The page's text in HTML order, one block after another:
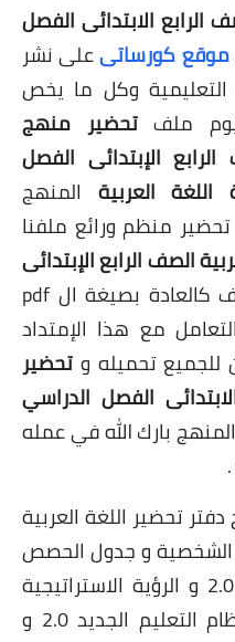
الرابع الابتدائى الفصل
موقع كورساتىعلى نشر
وكل ما يخص
ملفتحضير منهج
الإبتدائى الفصل
اللغة العربية المنهج
منظم ورائع ملفنا
الصف الرابع الإبتدائى
وقد تم رفع الملف كالعادة بصيغة ال pdf
مع هذا الإمتداد
تحميله و تحضير
الفصل الدراسي
بارك الله في عمله
تحضير اللغة العربية
الشخصية و جدول الحصص
و رؤية نظام التعليم الجديد 2.0 و الرؤية الاستراتيجية
للتعليم حتى عام 2030 و نظام التعليم الجديد 2.0 و